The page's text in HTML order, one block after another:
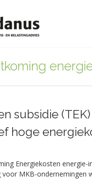
subsidie
hoge
Energiekosten energie-
MKB-ondernemingen